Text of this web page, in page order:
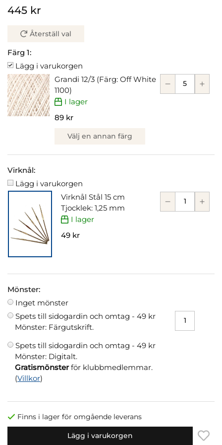
445 kr
Återställ val
Färg 1:
Lägg i varukorgen
Grandi 12/3 (Färg: Off White
1100)
I lager
89 kr
Välj en annan färg
Virknål:
Lägg i varukorgen
Virknål Stål 15 cm
Tjocklek: 1,25 mm
I lager
49 kr
Mönster:
Inget mönster
Spets till sidogardin och omtag - 49 kr
Mönster: Färgutskrift.
Spets till sidogardin och omtag - 49 kr
Mönster: Digitalt.
Gratismönsterför klubbmedlemmar.
(Villkor)
Finns i lager för omgående leverans
Lägg i varukorgen